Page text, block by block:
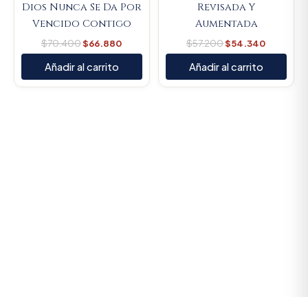
Dios Nunca Se Da Por
Vencido Contigo
$70.400$66.880
Añadir al carrito
Revisada Y
Aumentada
$57.200$54.340
Añadir al carrito